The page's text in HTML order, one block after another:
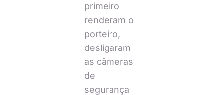
primeiro
renderam o
porteiro,
desligaram
as câmeras
de
segurança